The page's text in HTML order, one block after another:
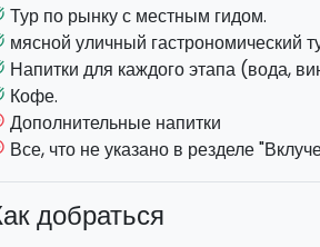
вас будет возможность выбрать один
ЕДЕ, МЯСНОЕ МЕНЮ: Вы
и сыров на одной из самых
вы продолжите дегустацию
более сладким, попробуете
печенье и граниту.
Тур по рынку с местным гидом.
мясной уличный гастрономический
Напитки для каждого этапа (вода,
Кофе.
Дополнительные напитки
Все, что не указано в резделе
добраться